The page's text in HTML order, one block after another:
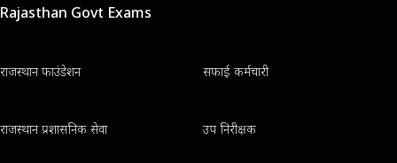
Rajasthan Govt Exams
राजस्थान फाउंडेशन सफाई कर्मचारी
राजस्थान प्रशासनिक सेवा उप निरीक्षक